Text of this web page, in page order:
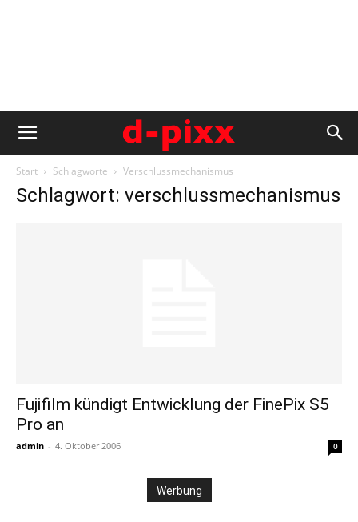
Start Schlagworte Verschlussmechanismus
Schlagwort: verschlussmechanismus
Fujifilm kündigt Entwicklung der FinePix S5
Pro an
admin - 4. Oktober 2006 0
Werbung